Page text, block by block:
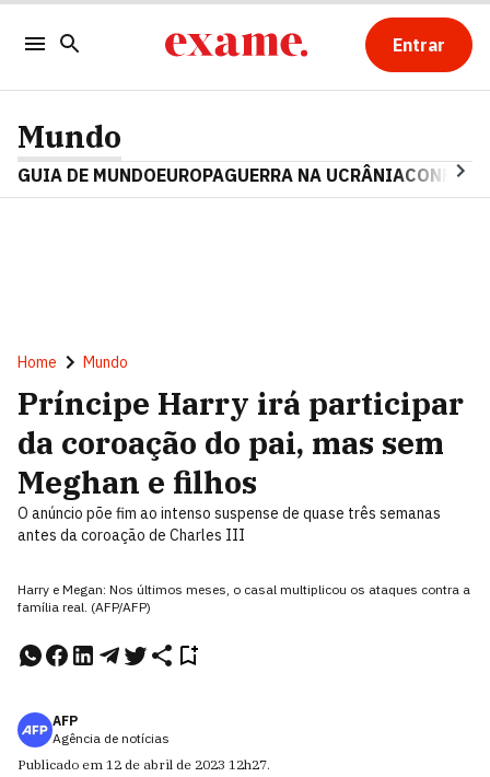
Entrar
Mundo
GUIA DE MUNDOEUROPAGUERRA NA UCRÂNIA
Home Mundo
Príncipe Harry irá participar
da coroação do pai, mas sem
Meghan e filhos
O anúncio põe fim ao intenso suspense de quase três semanas
antes da coroação de Charles III
Harry e Megan: Nos últimos meses, o casal multiplicou os ataques contra a
família real. (AFP/AFP)
AFP
Agência de notícias
Publicado em 12 de abril de 2023 12h27.